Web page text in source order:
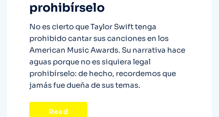
prohibírselo
No es cierto que Taylor Swift tenga
prohibido cantar sus canciones en los
American Music Awards. Su narrativa hace
aguas porque no es siquiera legal
prohibírselo: de hecho, recordemos que
jamás fue dueña de sus temas.
Read